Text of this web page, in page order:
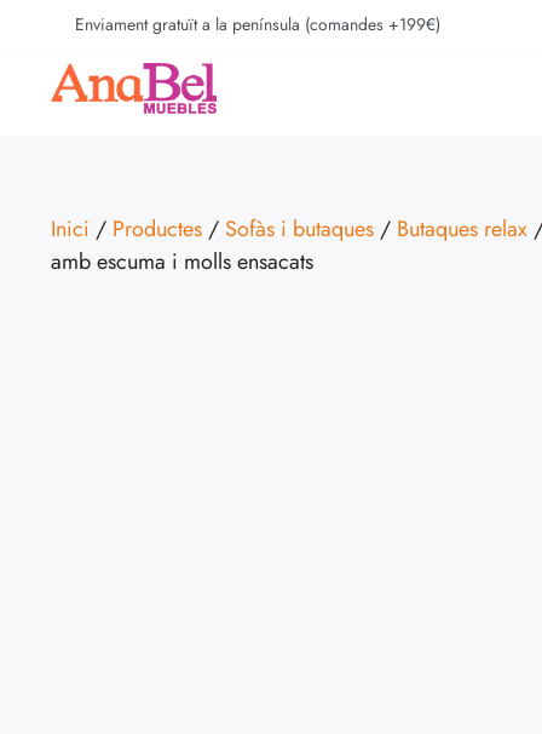
Enviament gratuït a la península (comandes +199€)
Inici / Productes / Sofàs i butaques / Butaques relax
amb escuma i molls ensacats